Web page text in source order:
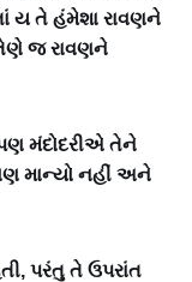
ય તે હંમેશા રાવણને
તેણે જ રાવણને
મંદોદરીએ તેને
માન્યો નહીં અને
પરંતુ તે ઉપરાંત